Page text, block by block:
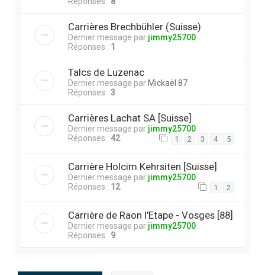
Carrières Brechbühler (Suisse)
Dernier message par jimmy25700
Réponses : 1
Talcs de Luzenac
Dernier message par Mickaël 87
Réponses : 3
Carrières Lachat SA [Suisse]
Dernier message par jimmy25700
Réponses : 42 1 2 3 4 5
Carrière Holcim Kehrsiten [Suisse]
Dernier message par jimmy25700
Réponses : 12 1 2
Carrière de Raon l'Etape - Vosges [88]
Dernier message par jimmy25700
Réponses : 9